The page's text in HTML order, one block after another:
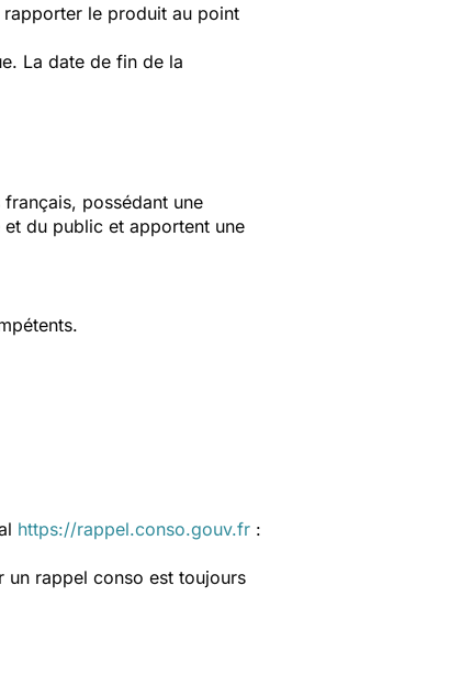
le produit au point
La date de fin de la
possédant une
du public et apportent une
https://rappel.conso.gouv.fr :
un rappel conso est toujours